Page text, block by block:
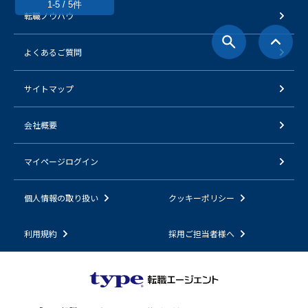
1-5 / 5件
転職ノウハウ
よくあるご質問
サイトマップ
会社概要
マイページログイン
個人情報の取り扱い クッキーポリシー
利用規約 採用ご担当者様へ